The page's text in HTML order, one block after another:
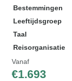
Bestemmingen
Leeftijdsgroep
Taal
Reisorganisatie
Vanaf
€1.693